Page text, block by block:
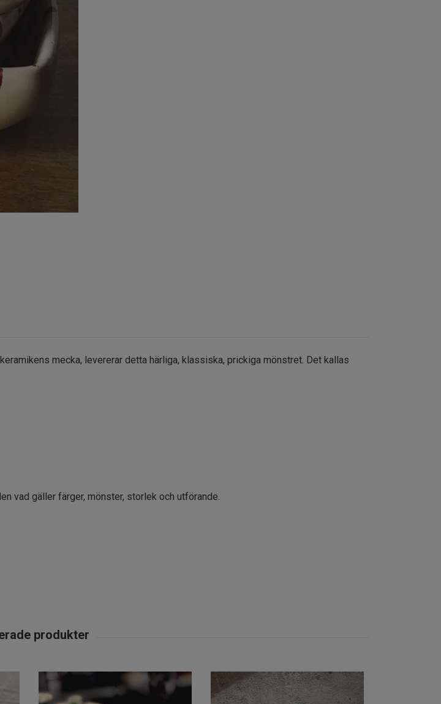
mecka, levererar detta härliga, klassiska, prickiga mönstret. Det kallas
vad gäller färger, mönster, storlek och utförande.